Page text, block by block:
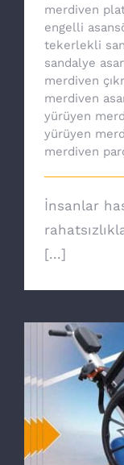
merdiven
engelli
tekerlekli
sandalye
merdiven
merdiven
yürüyen
yürüyen
merdiven
İnsanlar
[...]
Mobil